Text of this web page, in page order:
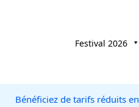
Festival 2026
Bénéficiez de tarifs réduits